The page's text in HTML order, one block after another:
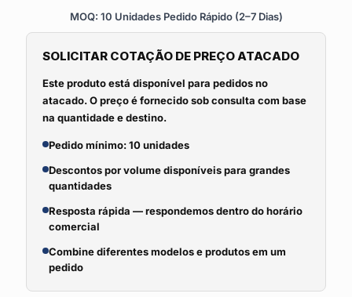
MOQ: 10 Unidades Pedido Rápido (2–7 Dias)
SOLICITAR COTAÇÃO DE PREÇO ATACADO
Este produto está disponível para pedidos no
atacado. O preço é fornecido sob consulta com base
na quantidade e destino.
Pedido mínimo: 10 unidades
Descontos por volume disponíveis para grandes
quantidades
Resposta rápida — respondemos dentro do horário
comercial
Combine diferentes modelos e produtos em um
pedido